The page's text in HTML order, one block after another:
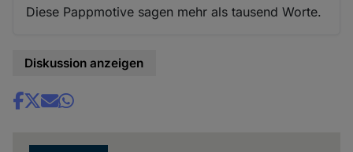
Diese Pappmotive sagen mehr als tausend Worte.
Diskussion anzeigen
Share